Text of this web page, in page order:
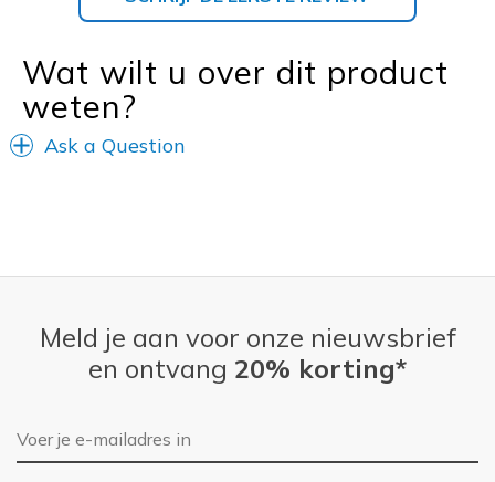
Wat wilt u over dit product
weten?
Ask a Question
Meld je aan voor onze nieuwsbrief
en ontvang 20% korting*
E-mailadres